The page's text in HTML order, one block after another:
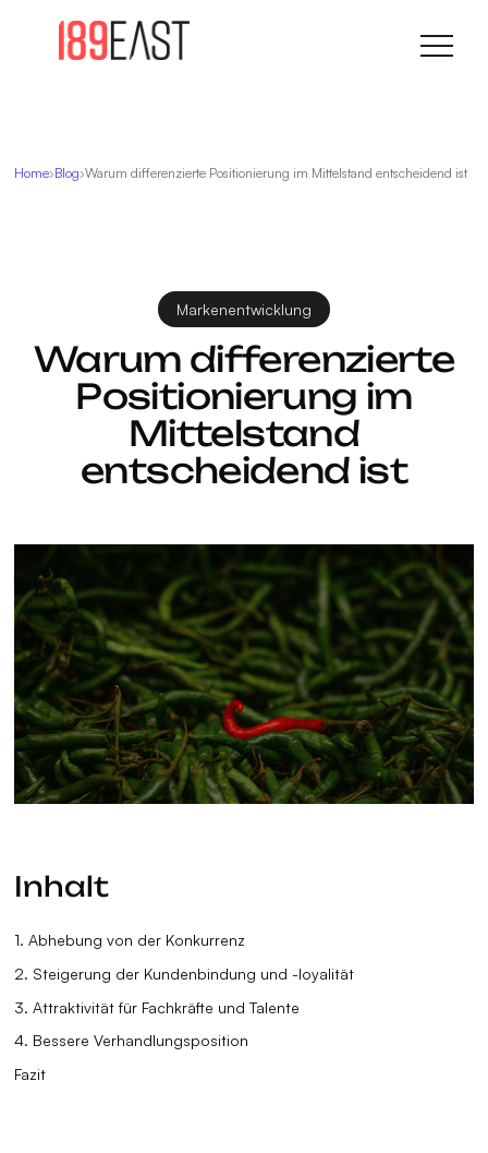
Home Blog Warum differenzierte Positionierung im Mittelstand entscheidend ist
Markenentwicklung
Warum differenzierte
Positionierung im
Mittelstand
entscheidend ist
Inhalt
1. Abhebung von der Konkurrenz
2. Steigerung der Kundenbindung und -loyalität
3. Attraktivität für Fachkräfte und Talente
4. Bessere Verhandlungsposition
Fazit